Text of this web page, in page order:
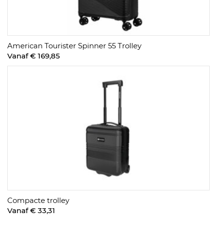
American Tourister Spinner 55 Trolley
Vanaf € 169,85
Compacte trolley
Vanaf € 33,31